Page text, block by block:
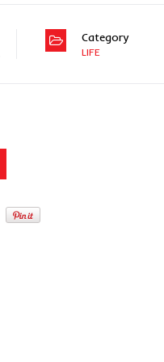
Category
LIFE